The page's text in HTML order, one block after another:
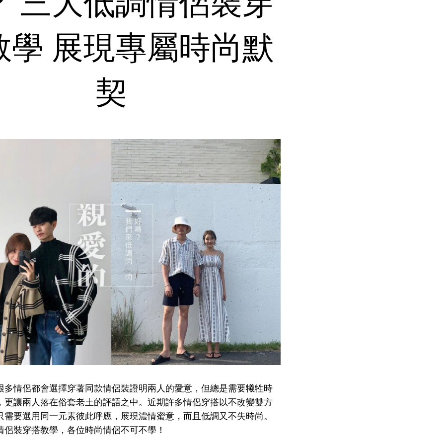
學 展現專屬時尚默
契
多情侶都會選擇穿著同款情侶裝證明兩人的愛意，但總是需要犧牲時
更讓兩人落在俗套老土的評語之中。近期許多情侶穿搭以不改變雙方
需要選用同一元素彼此呼應，展現濃情蜜意，而且低調又不失時尚。
侶裝穿搭教學，各位時尚情侶不可不學！